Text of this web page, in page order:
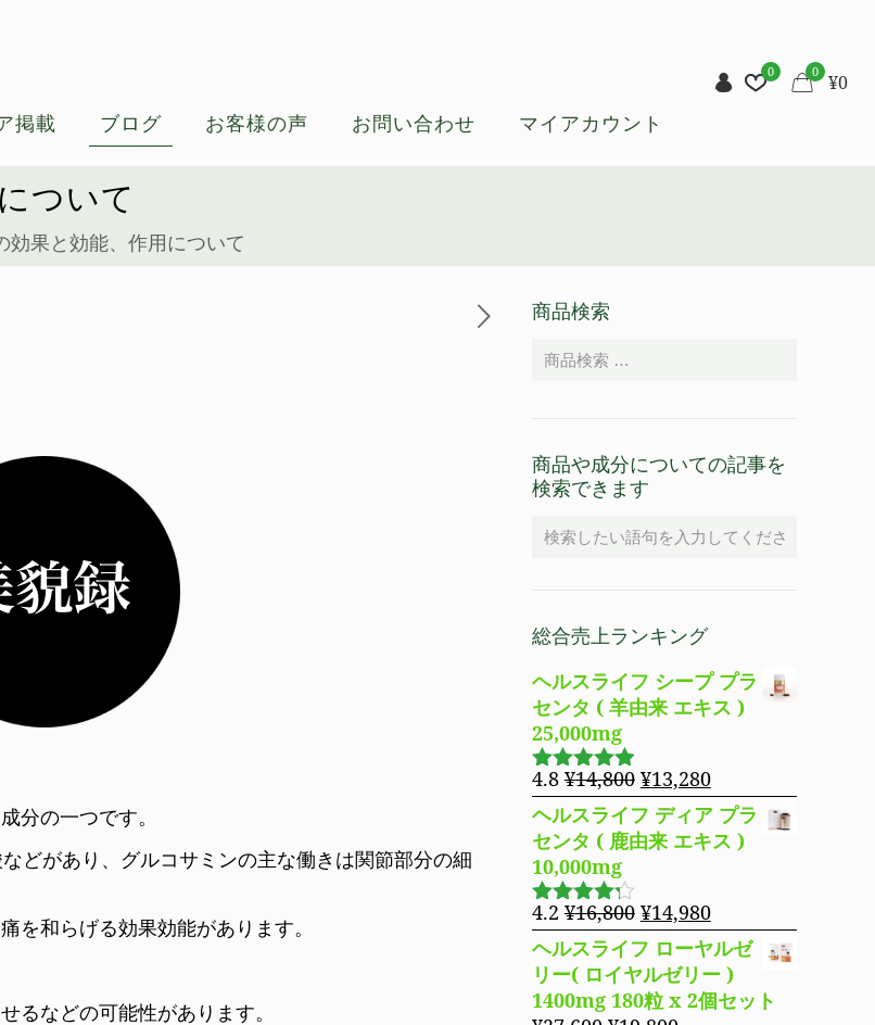
掲載 ブログ お客様の声 お問い合わせ マイアカウント
0 0 ¥0
ついて
効果と効能、作用について
分の一つです。
どがあり、グルコサミンの主な働きは関節部分の細
を和らげる効果効能があります。
るなどの可能性があります。
商品検索
商品や成分についての記事を
検索できます
総合売上ランキング
ヘルスライフ シープ プラ
センタ ( 羊由来 エキス )
25,000mg
5段階で
4.83 の評
価
4.8 ¥14,800 元
の
価
格
¥14,800
で
し
た。
¥13,280現
在
の
価
は
¥13,280
で
す。
ヘルスライフ ディア プラ
センタ ( 鹿由来 エキス )
10,000mg
5段階で
4.19 の評
価
4.2 ¥16,800 元
の
価
格
は
¥14,980現
在
の
価
格
ヘルスライフ ローヤルゼ
リー( ロイヤルゼリー )
1400mg 180粒 x 2個セット